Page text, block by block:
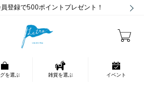
登録で500ポイントプレゼント！
を選ぶ 雑貨を選ぶ イベント